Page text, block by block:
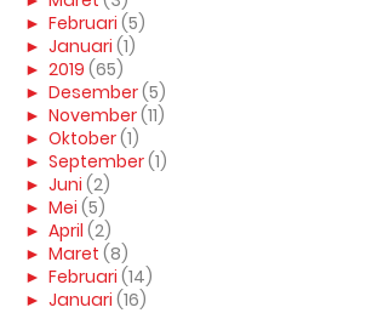
► Februari (5)
► Januari (1)
► 2019 (65)
► Desember(5)
► November(11)
► Oktober(1)
► September(1)
► Juni (2)
► Mei (5)
► April (2)
► Maret (8)
► Februari (14)
► Januari (16)